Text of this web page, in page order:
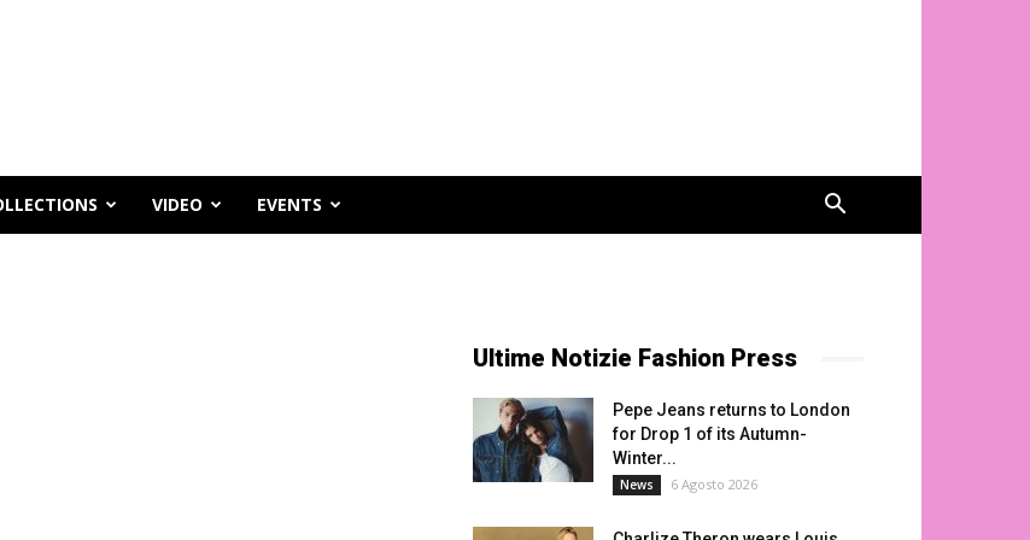
VIDEO EVENTS
Ultime Notizie Fashion Press
Pepe Jeans returns to London
for Drop 1 of its Autumn-
Winter...
News 6 Agosto 2026